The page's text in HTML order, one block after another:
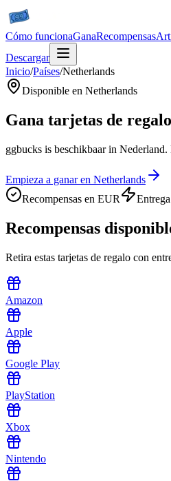
Cómo funcionaGanaRecompensas
Descargar
Inicio/Países/Netherlands
Disponible en Netherlands
Gana tarjetas de
ggbucks is beschikbaar in
Empieza a ganar en Netherlands
Recompensas en EUR
Recompensas
Retira estas tarjetas de regalo con
Amazon
Apple
Google Play
PlayStation
Xbox
Nintendo